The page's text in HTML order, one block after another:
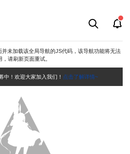
未加载该全局导航的JS代码，该导航功能将无法
，请刷新页面重试。
中！欢迎大家加入我们！ 点击了解详情~